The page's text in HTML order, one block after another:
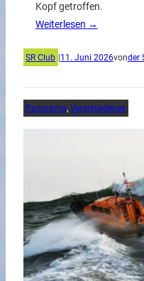
Kopf getroffen.
Weiterlesen →
SR Club |11. Juni 2026vonder
Panorama, Verschiedenes